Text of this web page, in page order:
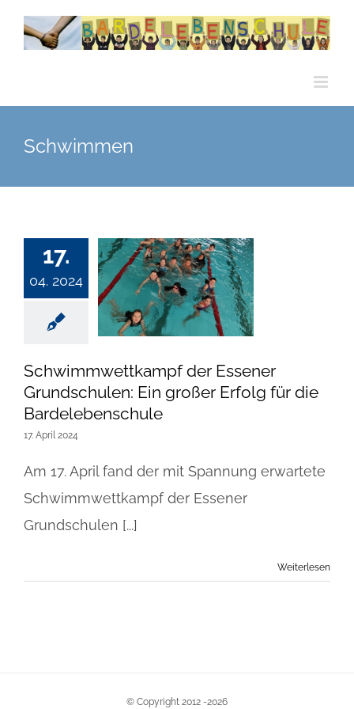
Zum
Inhalt
Schwimmen
17.
04. 2024
Schwimmwettkampf
der Essener
Grundschulen:
Ein großer Erfolg
Bardelebenschule
Schwimmwettkampf der Essener
Grundschulen: Ein großer Erfolg für die
Bardelebenschule
17. April 2024
Am 17. April fand der mit Spannung erwartete
Schwimmwettkampf der Essener
Grundschulen [...]
Weiterlesen
© Copyright 2012 -2026